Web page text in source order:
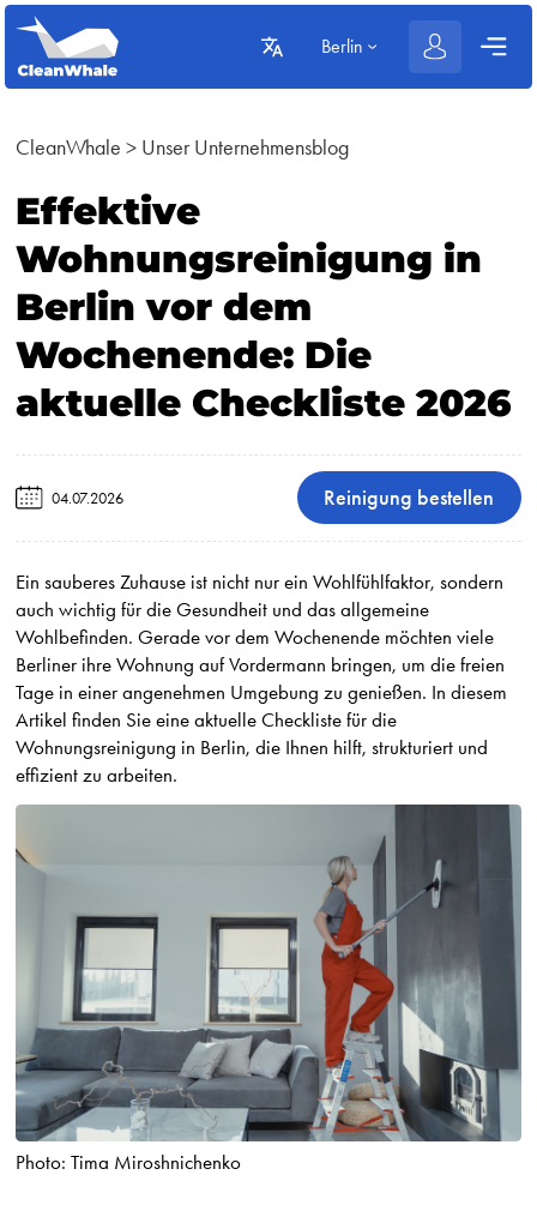
Berlin
CleanWhale > Unser Unternehmensblog
Effektive
Wohnungsreinigung in
Berlin vor dem
Wochenende: Die
aktuelle Checkliste 2026
04.07.2026 Reinigung bestellen
Ein sauberes Zuhause ist nicht nur ein Wohlfühlfaktor, sondern
auch wichtig für die Gesundheit und das allgemeine
Wohlbefinden. Gerade vor dem Wochenende möchten viele
Berliner ihre Wohnung auf Vordermann bringen, um die freien
Tage in einer angenehmen Umgebung zu genießen. In diesem
Artikel finden Sie eine aktuelle Checkliste für die
Wohnungsreinigung in Berlin, die Ihnen hilft, strukturiert und
effizient zu arbeiten.
Photo: Tima Miroshnichenko